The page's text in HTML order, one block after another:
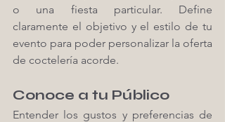
o una fiesta particular. Define
claramente el objetivo y el estilo de tu
evento para poder personalizar la oferta
de coctelería acorde.
Conoce a tu Público
Entender los gustos y preferencias de